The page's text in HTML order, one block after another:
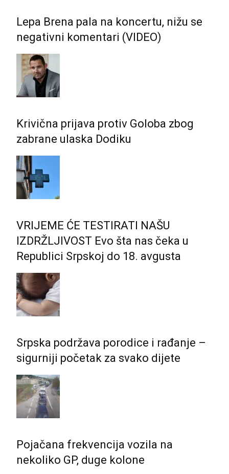
Lepa Brena pala na koncertu, nižu se
negativni komentari (VIDEO)
Krivična prijava protiv Goloba zbog
zabrane ulaska Dodiku
VRIJEME ĆE TESTIRATI NAŠU
IZDRŽLJIVOST Evo šta nas čeka u
Republici Srpskoj do 18. avgusta
Srpska podržava porodice i rađanje –
sigurniji početak za svako dijete
Pojačana frekvencija vozila na
nekoliko GP, duge kolone